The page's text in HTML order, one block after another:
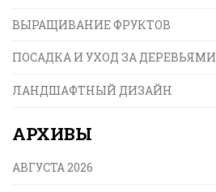
ВЫРАЩИВАНИЕ ФРУКТОВ
ПОСАДКА И УХОД ЗА ДЕРЕВЬЯМИ
ЛАНДШАФТНЫЙ ДИЗАЙН
АРХИВЫ
АВГУСТА 2026